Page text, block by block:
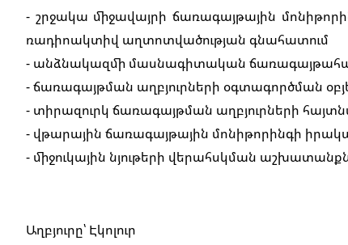
- շրջակա միջավայրի ճառագայթային
ռադիոակտիվ աղտոտվածության գնահատում
- անձնակազմի մասնագիտական
- ճառագայթման աղբյուրների օգտագործման
- տիրազուրկ ճառագայթման աղբյուրների
- վթարային ճառագայթային մոնիթորինգի
- միջուկային նյութերի վերահսկման
Աղբյուրը՝ Էկոլուր